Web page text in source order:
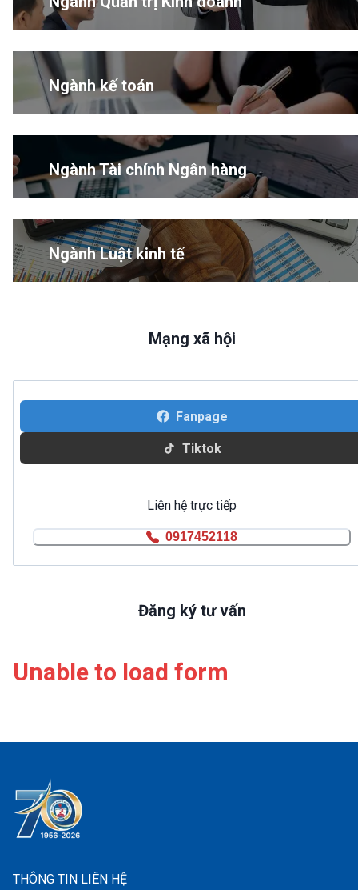
Ngành kế toán
Ngành Tài chính Ngân hàng
Ngành Luật kinh tế
Mạng xã hội
Fanpage
Tiktok
Liên hệ trực tiếp
0917452118
Đăng ký tư vấn
Unable to load form
THÔNG TIN LIÊN HỆ